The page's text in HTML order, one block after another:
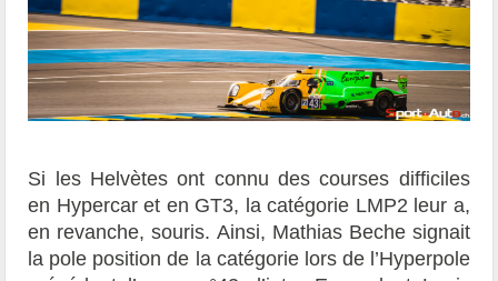
Si les Helvètes ont connu des courses difficiles
en Hypercar et en GT3, la catégorie LMP2 leur a,
en revanche, souris. Ainsi, Mathias Beche signait
la pole position de la catégorie lors de l’Hyperpole